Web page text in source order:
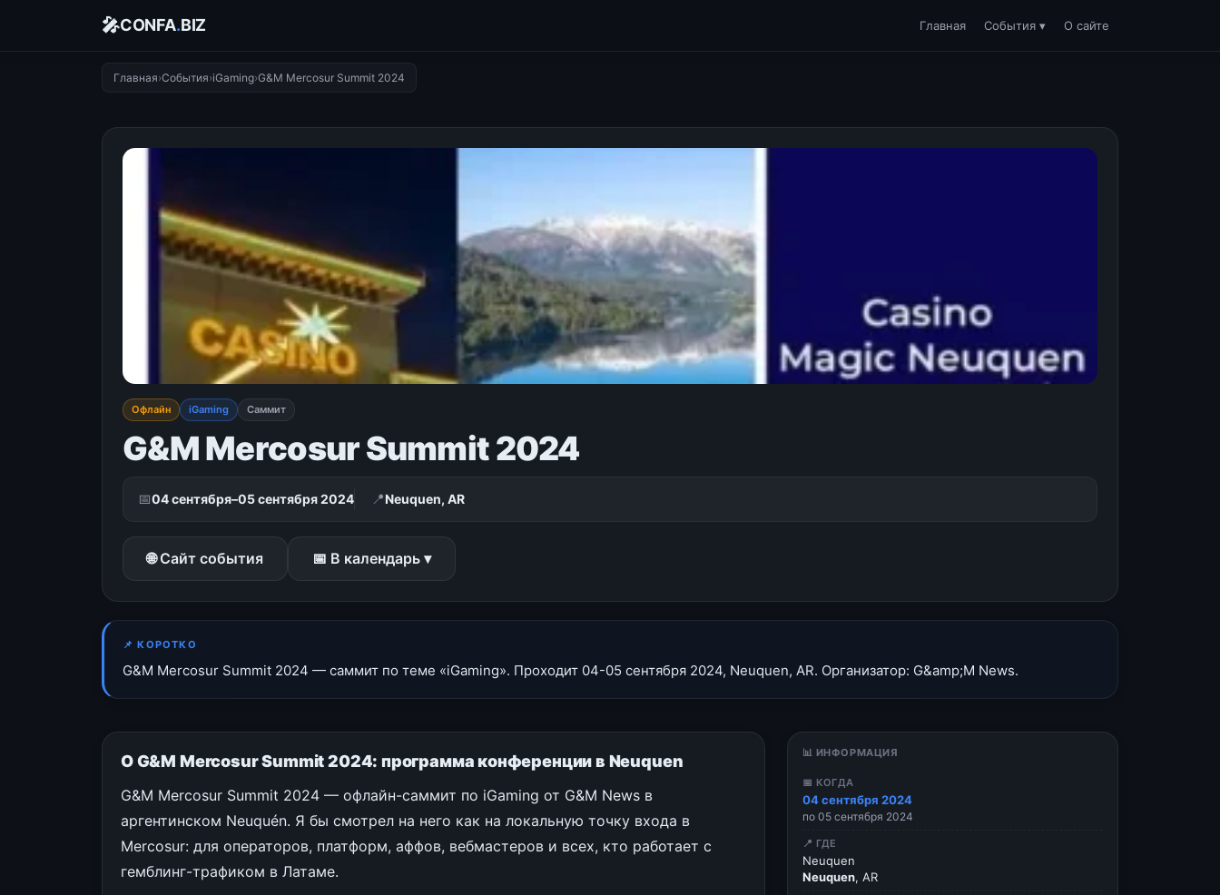
🎤CONFA.BIZ Главная События ▾ О сайте
Главная›События›iGaming›G&M Mercosur Summit 2024
Офлайн iGaming Саммит
G&M Mercosur Summit 2024
📅04 сентября–05 сентября 2024 📍Neuquen, AR
🌐 Сайт события 📅 В календарь ▾
📌 КОРОТКО
G&M Mercosur Summit 2024 — саммит по теме «iGaming». Проходит 04-05 сентября 2024, Neuquen, AR. Организатор: G&amp;M News.
О G&M Mercosur Summit 2024: программа конференции в Neuquen
G&M Mercosur Summit 2024 — офлайн-саммит по iGaming от G&M News в
аргентинском Neuquén. Я бы смотрел на него как на локальную точку входа в
Mercosur: для операторов, платформ, аффов, вебмастеров и всех, кто работает с
гемблинг-трафиком в Латаме.
📊 ИНФОРМАЦИЯ
📅 КОГДА
04 сентября 2024
по 05 сентября 2024
📍 ГДЕ
Neuquen
Neuquen, AR